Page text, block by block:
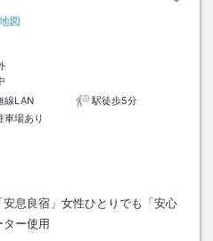
地図
線LAN
駅徒歩5分
車場あり
安息良宿」女性ひとりでも「安心
ター使用